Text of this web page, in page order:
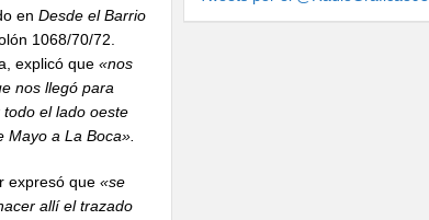
en Desde el Barrio
1068/70/72.
explicó que «nos
nos llegó para
el lado oeste
a La Boca».
expresó que «se
allí el trazado